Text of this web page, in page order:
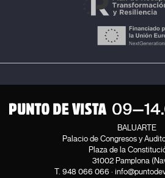
BALUARTE
Palacio de Congresos y
Plaza de la
31002 Pamplona
T. 948 066 066 ·